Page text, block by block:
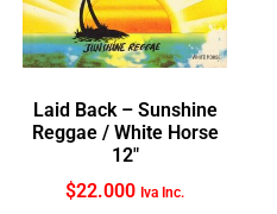
Laid Back ‎– Sunshine
Reggae / White Horse
12″
$22.000 Iva Inc.